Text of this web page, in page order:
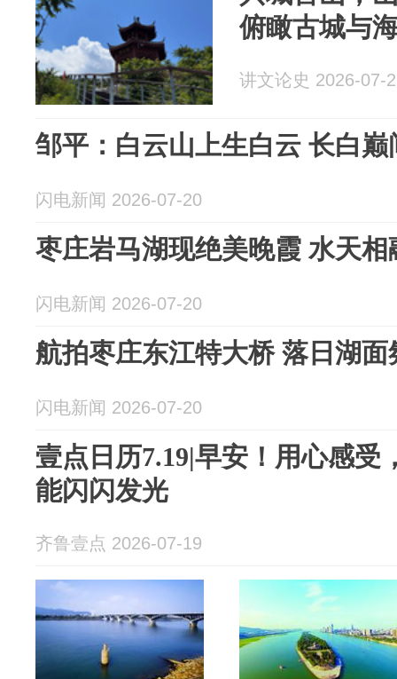
俯瞰古城与
讲文论史 2026-07-
邹平：白云山上生白云 长白巅
闪电新闻 2026-07-20
枣庄岩马湖现绝美晚霞 水天相
闪电新闻 2026-07-20
航拍枣庄东江特大桥 落日湖面
闪电新闻 2026-07-20
壹点日历7.19|早安！用心感受
能闪闪发光
齐鲁壹点 2026-07-19